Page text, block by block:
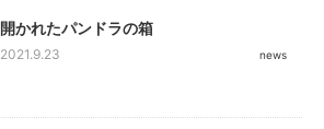
開かれたパンドラの箱
2021.9.23 news